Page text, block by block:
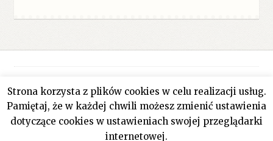
© Antykwariat Filar 2026
Polityka prywatności
Stworzone z WooCommerce.
Strona korzysta z plików cookies w celu realizacji usług.
Pamiętaj, że w każdej chwili możesz zmienić ustawienia
dotyczące cookies w ustawieniach swojej przeglądarki
internetowej.